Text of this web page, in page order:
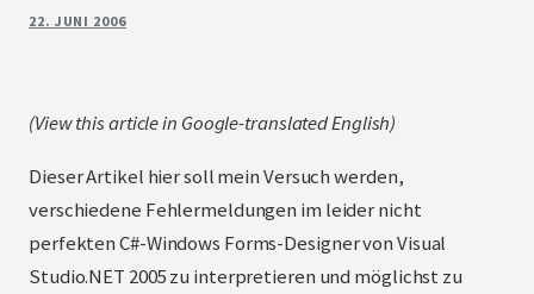
22. JUNI 2006
(View this article in Google-translated English)
Dieser Artikel hier soll mein Versuch werden,
verschiedene Fehlermeldungen im leider nicht
perfekten C#-Windows Forms-Designer von Visual
Studio.NET 2005 zu interpretieren und möglichst zu